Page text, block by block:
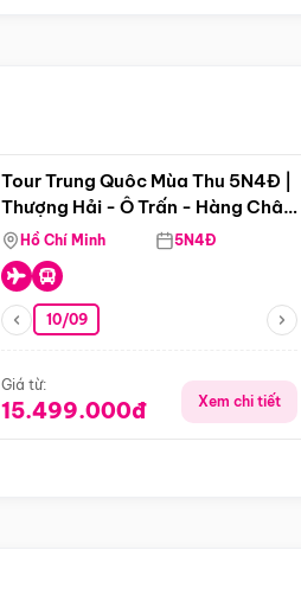
Tour Trung Quôc Mùa Thu 5N4Đ |
Thượng Hải - Ô Trấn - Hàng Châu
(Tour Không Shopping)
Hồ Chí Minh 5N4Đ
10/09
Giá từ:
15.499.000đ Xem chi tiết